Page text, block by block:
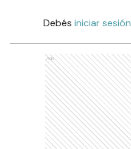
Debés iniciar sesión
Ads